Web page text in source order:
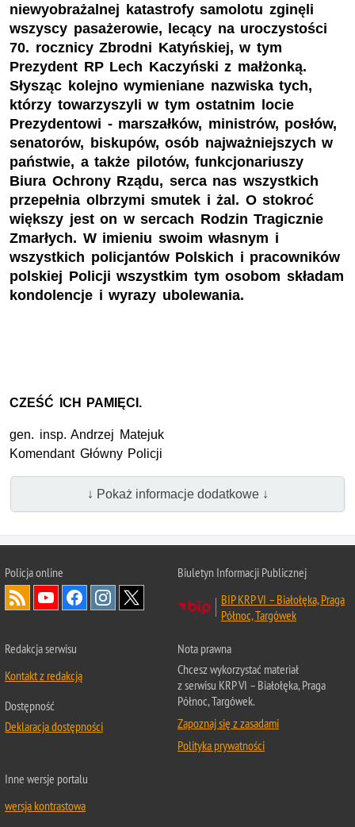
niewyobrażalnej katastrofy samolotu zginęli
wszyscy pasażerowie, lecący na uroczystości
70. rocznicy Zbrodni Katyńskiej, w tym
Prezydent RP Lech Kaczyński z małżonką.
Słysząc kolejno wymieniane nazwiska tych,
którzy towarzyszyli w tym ostatnim locie
Prezydentowi - marszałków, ministrów, posłów,
senatorów, biskupów, osób najważniejszych w
państwie, a także pilotów, funkcjonariuszy
Biura Ochrony Rządu, serca nas wszystkich
przepełnia olbrzymi smutek i żal. O stokroć
większy jest on w sercach Rodzin Tragicznie
Zmarłych. W imieniu swoim własnym i
wszystkich policjantów Polskich i pracowników
polskiej Policji wszystkim tym osobom składam
kondolencje i wyrazy ubolewania.
CZEŚĆ ICH PAMIĘCI.
gen. insp. Andrzej Matejuk
Komendant Główny Policji
↓ Pokaż informacje dodatkowe ↓
Policja online
Biuletyn Informacji Publicznej
BIP KRP VI – Białołęka, Praga
Północ, Targówek
Redakcja serwisu
Kontakt z redakcją
Dostępność
Deklaracja dostępności
Nota prawna
Chcesz wykorzystać materiał
z serwisu KRP VI – Białołęka, Praga
Północ, Targówek.
Zapoznaj się z zasadami
Polityka prywatności
Inne wersje portalu
wersja kontrastowa